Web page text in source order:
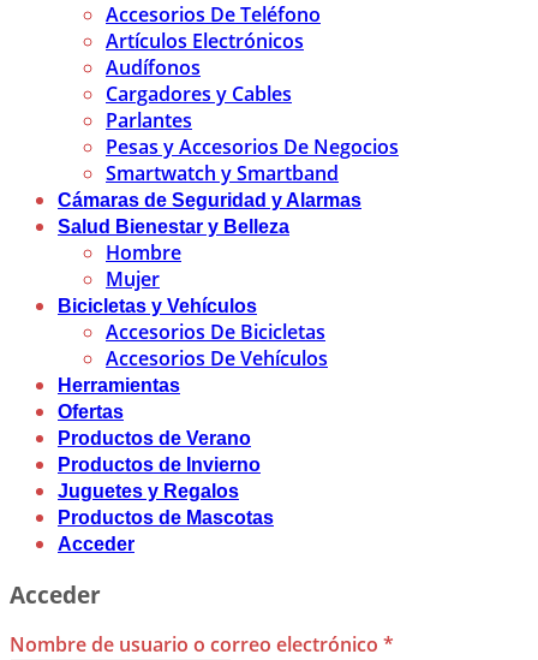
Accesorios De Teléfono
Artículos Electrónicos
Audífonos
Cargadores y Cables
Parlantes
Pesas y Accesorios De Negocios
Smartwatch y Smartband
Cámaras de Seguridad y Alarmas
Salud Bienestar y Belleza
Hombre
Mujer
Bicicletas y Vehículos
Accesorios De Bicicletas
Accesorios De Vehículos
Herramientas
Ofertas
Productos de Verano
Productos de Invierno
Juguetes y Regalos
Productos de Mascotas
Acceder
Acceder
Nombre de usuario o correo electrónico *